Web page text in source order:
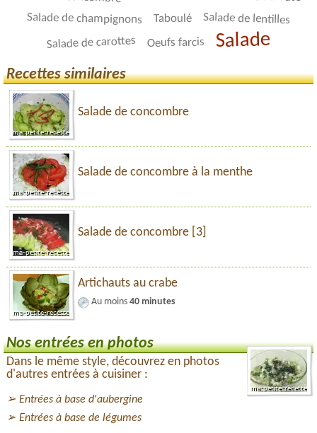
Salade de champignons Taboulé Salade de lentilles
Salade de carottes Oeufs farcis Salade
Recettes similaires
Salade de concombre
Salade de concombre à la menthe
Salade de concombre [3]
Artichauts au crabe
Au moins 40 minutes
Nos entrées en photos
Dans le même style, découvrez en photos
d'autres entrées à cuisiner :
Entrées à base d'aubergine
Entrées à base de légumes